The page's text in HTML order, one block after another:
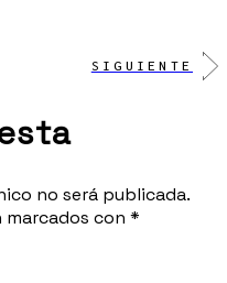
SIGUIENTE
no será publicada.
con *